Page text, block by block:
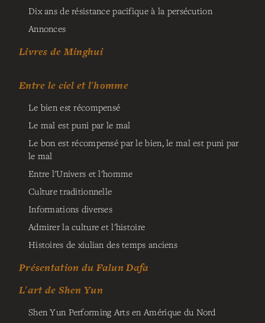
Dix ans de résistance pacifique à la persécution
Annonces
Livres de Minghui
Entre le ciel et l'homme
Le bien est récompensé
Le mal est puni par le mal
Le bon est récompensé par le bien, le mal est puni par
le mal
Entre l'Univers et l'homme
Culture traditionnelle
Informations diverses
Admirer la culture et l'histoire
Histoires de xiulian des temps anciens
Présentation du Falun Dafa
L'art de Shen Yun
Shen Yun Performing Arts en Amérique du Nord